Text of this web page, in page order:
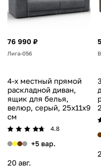
76 990 ₽
Лига-056
4-х местный прямой
раскладной диван,
ящик для белья,
велюр, серый, 25x11x9
см
4.8
+5 вар.
20 авг.